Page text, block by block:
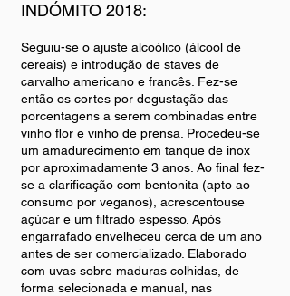
INDÓMITO 2018:
Seguiu-se o ajuste alcoólico (álcool de
cereais) e introdução de staves de
carvalho americano e francês. Fez-se
então os cortes por degustação das
porcentagens a serem combinadas entre
vinho flor e vinho de prensa. Procedeu-se
um amadurecimento em tanque de inox
por aproximadamente 3 anos. Ao final fez-
se a clarificação com bentonita (apto ao
consumo por veganos), acrescentouse
açúcar e um filtrado espesso. Após
engarrafado envelheceu cerca de um ano
antes de ser comercializado. Elaborado
com uvas sobre maduras colhidas, de
forma selecionada e manual, nas